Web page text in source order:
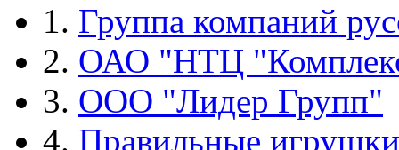
1. Группа компаний
2. ОАО "НТЦ
3. ООО "Лидер Групп"
4. Правильные игрушки